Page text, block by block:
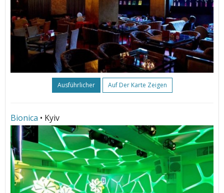
Ausführlicher Auf Der Karte Zeigen
Bionica • Kyiv